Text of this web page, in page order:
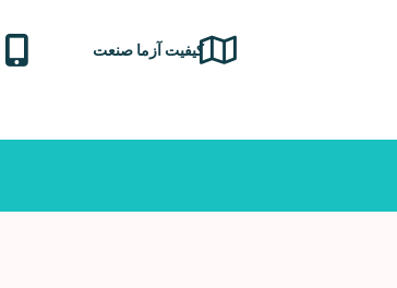
کیفیت آزما صنعت